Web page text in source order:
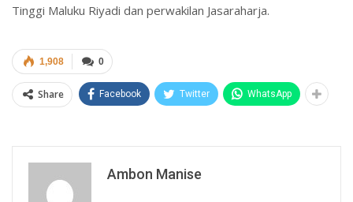
Tinggi Maluku Riyadi dan perwakilan Jasaraharja.
0
1,908
Share Facebook Twitter WhatsApp
Ambon Manise